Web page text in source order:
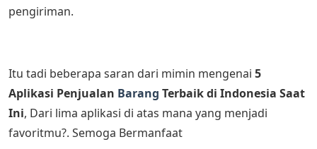
pengiriman.
Itu tadi beberapa saran dari mimin mengenai 5
Aplikasi Penjualan Barang Terbaik di Indonesia Saat
Ini, Dari lima aplikasi di atas mana yang menjadi
favoritmu?. Semoga Bermanfaat